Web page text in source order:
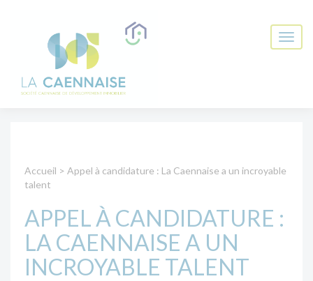
Accueil > Appel à candidature : La Caennaise a un incroyable
talent
APPEL À CANDIDATURE :
LA CAENNAISE A UN
INCROYABLE TALENT